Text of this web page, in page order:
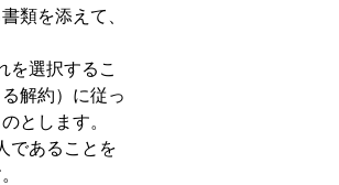
類を添えて、
を選択するこ
解約）に従っ
とします。
であることを